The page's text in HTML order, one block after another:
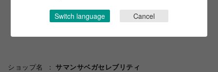
ショップ名
サマンサベガセレブリティ
Switch language Cancel